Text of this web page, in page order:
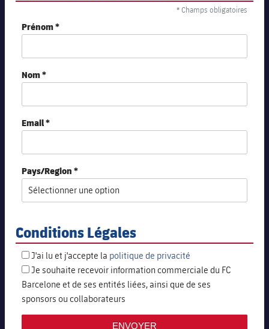
* Champs obligatoires
Prénom *
Nom *
Email *
Pays/Region *
Conditions Légales
J'ai lu et j'accepte la politique de privacité
Je souhaite recevoir information commerciale du FC
Barcelone et de ses entités liées, ainsi que de ses
sponsors ou collaborateurs
ENVOYER